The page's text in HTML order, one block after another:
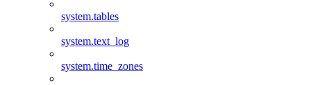
system.tables
system.text_log
system.time_zones